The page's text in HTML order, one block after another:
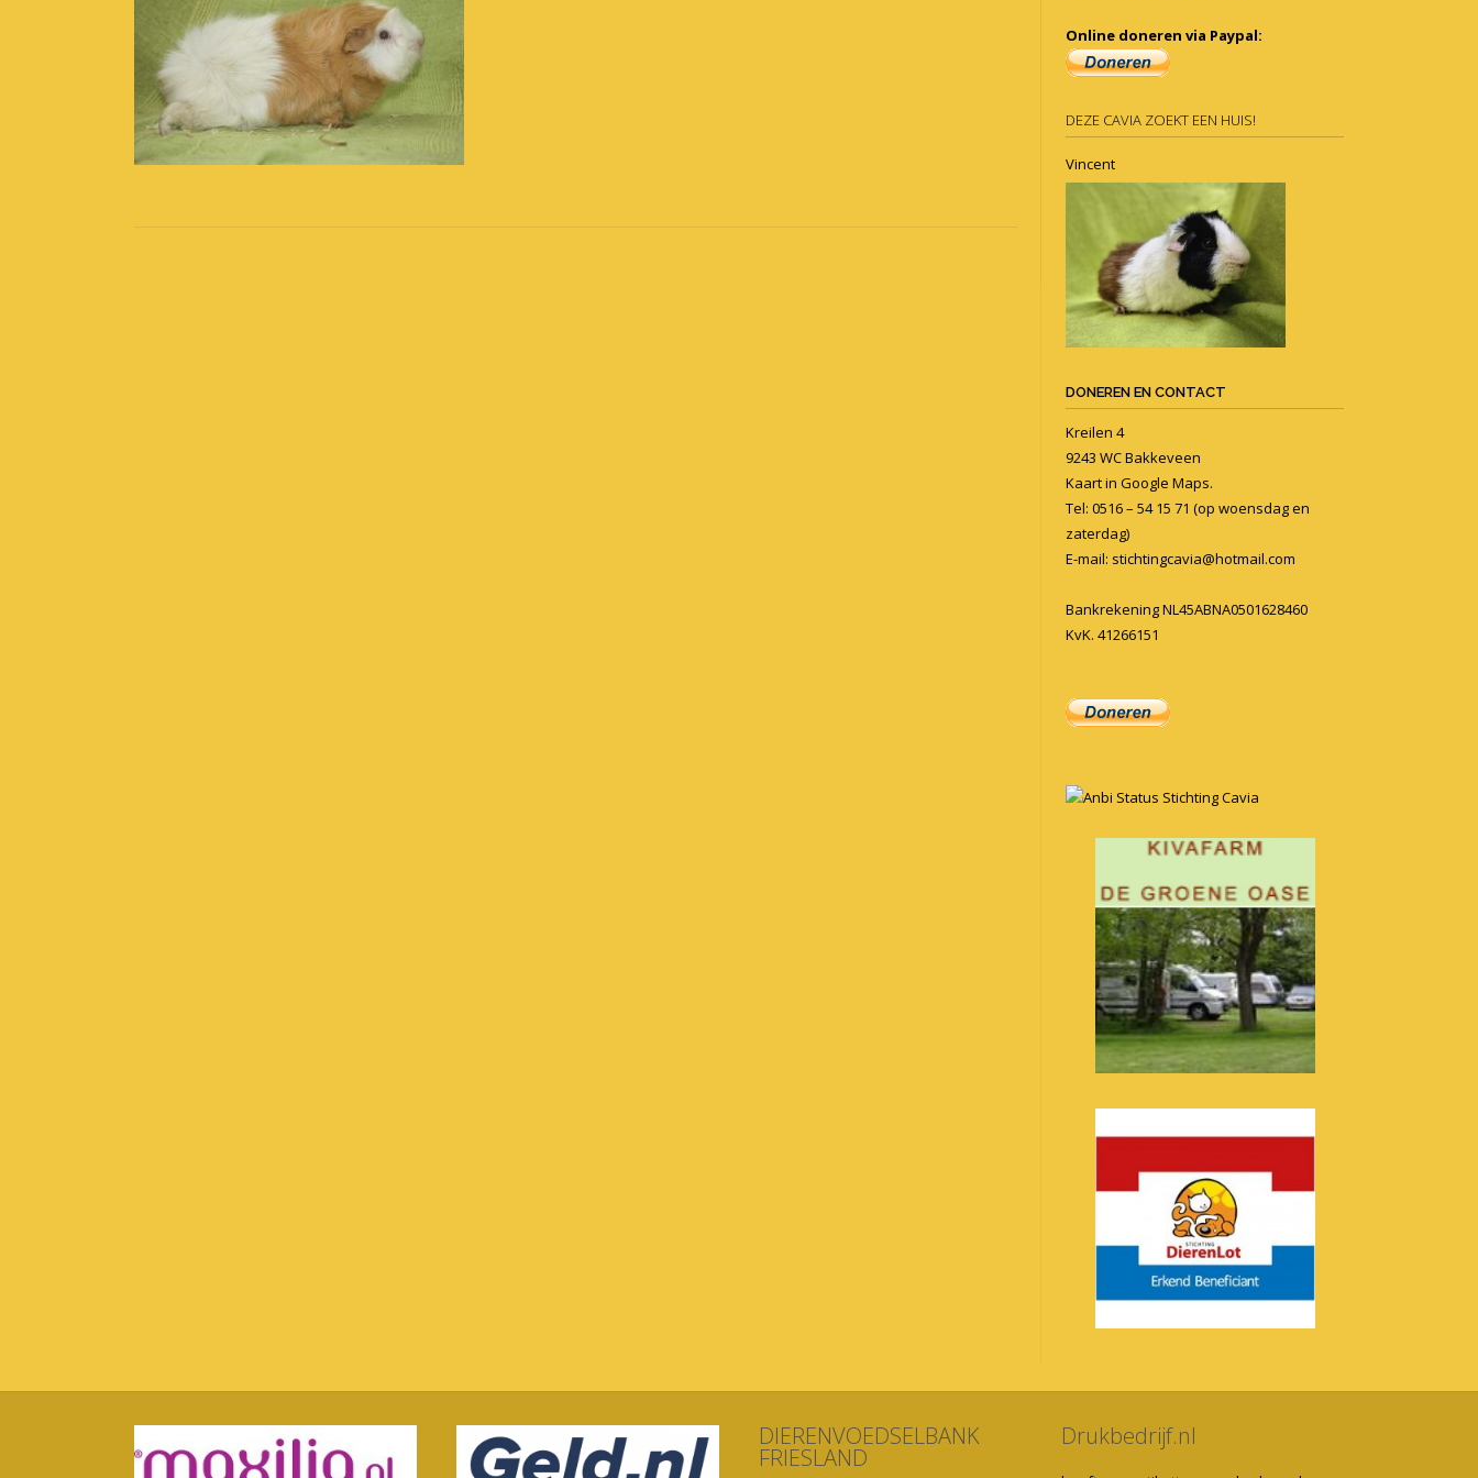
Online doneren via Paypal:
DEZE CAVIA ZOEKT EEN HUIS!
Vincent
DONEREN EN CONTACT
Kreilen 4
9243 WC Bakkeveen
Kaart in Google Maps.
Tel: 0516 – 54 15 71 (op woensdag en
zaterdag)
E-mail: stichtingcavia@hotmail.com
Bankrekening NL45ABNA0501628460
KvK. 41266151
Anbi Status Stichting Cavia
DIERENVOEDSELBANK
FRIESLAND
Drukbedrijf.nl